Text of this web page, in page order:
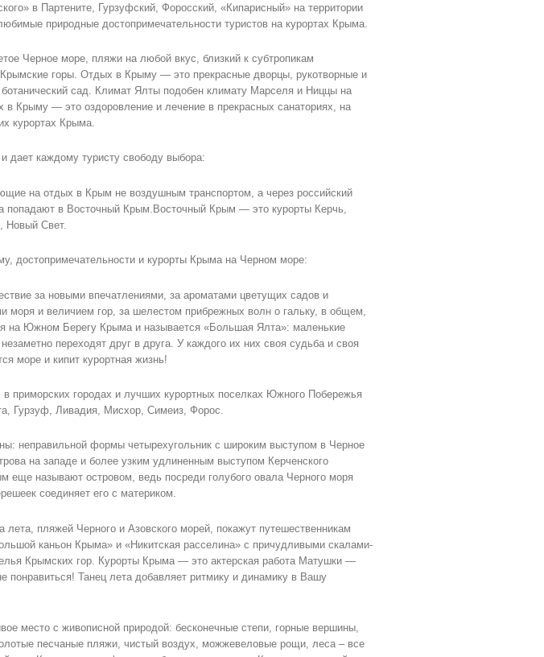
в Партените, Гурзуфский, Форосский, «Кипарисный» на территории
природные достопримечательности туристов на курортах Крыма.
Черное море, пляжи на любой вкус, близкий к субтропикам
горы. Отдых в Крыму — это прекрасные дворцы, рукотворные и
ботанический сад. Климат Ялты подобен климату Марселя и Ниццы на
в Крыму — это оздоровление и лечение в прекрасных санаториях, на
курортах Крыма.
дает каждому туристу свободу выбора:
на отдых в Крым не воздушным транспортом, а через российский
попадают в Восточный Крым.Восточный Крым — это курорты Керчь,
Новый Свет.
достопримечательности и курорты Крыма на Черном море:
за новыми впечатлениями, за ароматами цветущих садов и
моря и величием гор, за шелестом прибрежных волн о гальку, в общем,
на Южном Берегу Крыма и называется «Большая Ялта»: маленькие
переходят друг в друга. У каждого их них своя судьба и своя
море и кипит курортная жизнь!
городах и лучших курортных поселках Южного Побережья
Гурзуф, Ливадия, Мисхор, Симеиз, Форос.
неправильной формы четырехугольник с широким выступом в Черное
на западе и более узким удлиненным выступом Керченского
еще называют островом, ведь посреди голубого овала Черного моря
соединяет его с материком.
пляжей Черного и Азовского морей, покажут путешественникам
каньон Крыма» и «Никитская расселина» с причудливыми скалами-
Крымских гор. Курорты Крыма — это актерская работа Матушки —
понравиться! Танец лета добавляет ритмику и динамику в Вашу
место с живописной природой: бесконечные степи, горные вершины,
песчаные пляжи, чистый воздух, можжевеловые рощи, леса – все